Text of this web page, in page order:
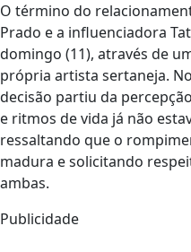
O término do
Prado e a influenciadora
domingo (11), através de
própria artista sertaneja.
decisão partiu da
e ritmos de vida já não
ressaltando que o
madura e solicitando
ambas.
Publicidade